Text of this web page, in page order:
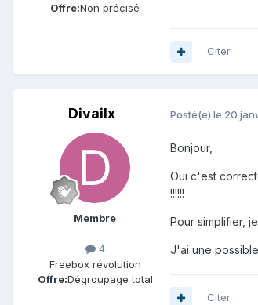
Offre:Non précisé
Citer
Divailx
Membre
4
Freebox révolution
Offre:Dégroupage total
Posté(e) le 20
Bonjour,
Oui c'est
!!!!!!
Pour simplifier,
J'ai une
Citer